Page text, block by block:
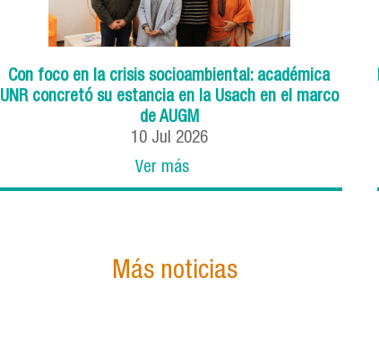
Con foco en la crisis socioambiental: académica
UNR concretó su estancia en la Usach en el marco
de AUGM
10 Jul 2026
Ver más
Más noticias